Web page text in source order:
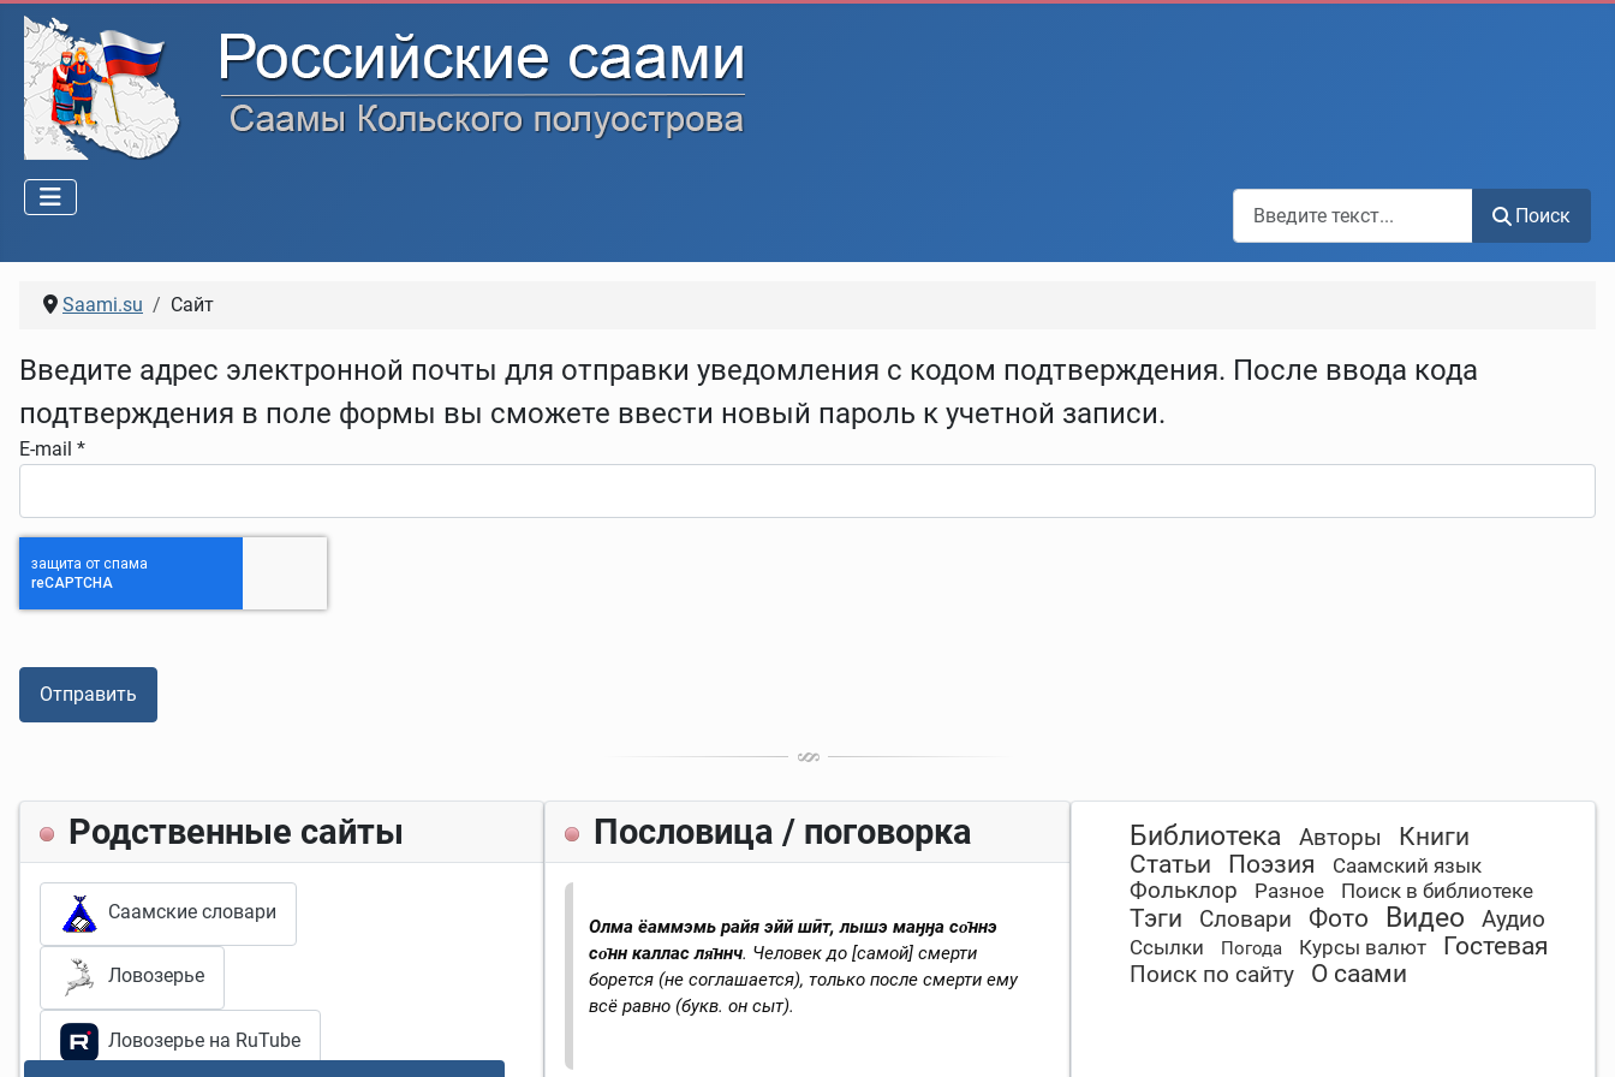
Поиск по сайту
Поиск
Saami.su Сайт
Введите адрес электронной почты для отправки уведомления с кодом подтверждения. После ввода кода
подтверждения в поле формы вы сможете ввести новый пароль к учетной записи.
E-mail *
Отправить
Родственные сайты
Саамские словари
Ловозерье
Ловозерье на RuTube
Пословица / поговорка
Олма ёаммэмь райя эйй шӣт, лышэ маӈӈа со̄ннэ
со̄нн каллас ля̄ннч. Человек до [самой] смерти
борется (не соглашается), только после смерти ему
всё равно (букв. он сыт).
Библиотека Авторы
Книги
Статьи
Поэзия Саамский язык
Фольклор Разное Поиск в библиотеке
Тэги Словари Фото Видео Аудио
Ссылки Погода Курсы валют Гостевая
Поиск по сайту О саами